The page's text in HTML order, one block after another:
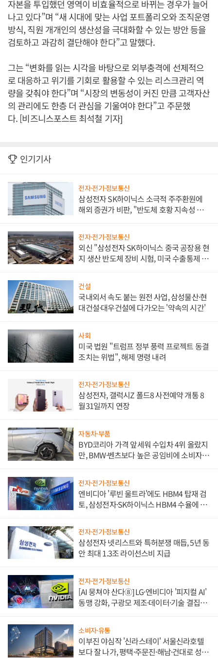
자본을 투입했던 영역이 비효율적으로 바뀌는 경우가 늘어
나고 있다”며 “새 시대에 맞는 사업 포트폴리오와 조직운영
방식, 직원 개개인의 생산성을 극대화할 수 있는 방안 등을
검토하고 과감히 결단해야 한다”고 말했다.
그는 “변화를 읽는 시각을 바탕으로 외부충격에 선제적으
로 대응하고 위기를 기회로 활용할 수 있는 리스크관리 역
량을 갖춰야 한다”며 “시장의 변동성이 커진 만큼 고객자산
의 관리에도 한층 더 관심을 기울여야 한다”고 주문했
다. [비즈니스포스트 최석철 기자]
인기기사
전자·전기·정보통신
삼성전자 SK하이닉스 소극적 주주환원에
해외 증권가 비판, "반도체 호황 지속성 의
전자·전기·정보통신
외신 "삼성전자 SK하이닉스 중국 공장용 현
지 생산 반도체 장비 시험, 미국 수출통제 대
건설
국내외서 속도 붙는 원전 사업, 삼성물산·현
대건설·대우건설에 다가오는 '약속의 시간'
사회
미국 법원 "트럼프 정부 풍력 프로젝트 동결
조치는 위법", 해제 명령 내려
전자·전기·정보통신
삼성전자, 갤럭시Z 폴드8 사전예약 개통 8
월31일까지 연장
자동차·부품
BYD코리아 가격 앞세워 수입차 4위 올랐지
만, BMW·벤츠보다 높은 공임비에 소비자
전자·전기·정보통신
엔비디아 '루빈 울트라'에도 HBM4 탑재 검
토, 삼성전자·SK하이닉스 HBM4 수율에 주
전자·전기·정보통신
삼성전자 넷리스트와 특허분쟁 매듭, 5년 동
안 최대 1.3조 라이선스비 지급
전자·전기·정보통신
[AI 뭉쳐야 산다⑧] LG·엔비디아 '피지컬 AI'
동맹 강화, 구광모 제조·데이터·기술 결집
소비자·유통
이부진 야심작 '신라스테이' 서울신라호텔
보다 잘 나가, 평택·주문진·해남·건대로 성